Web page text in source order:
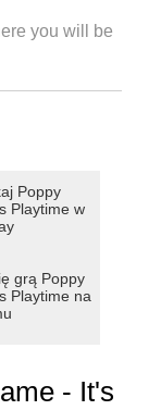
you will be
the seeker's
Poppy
Playtime w
grą Poppy
Playtime na
- It's